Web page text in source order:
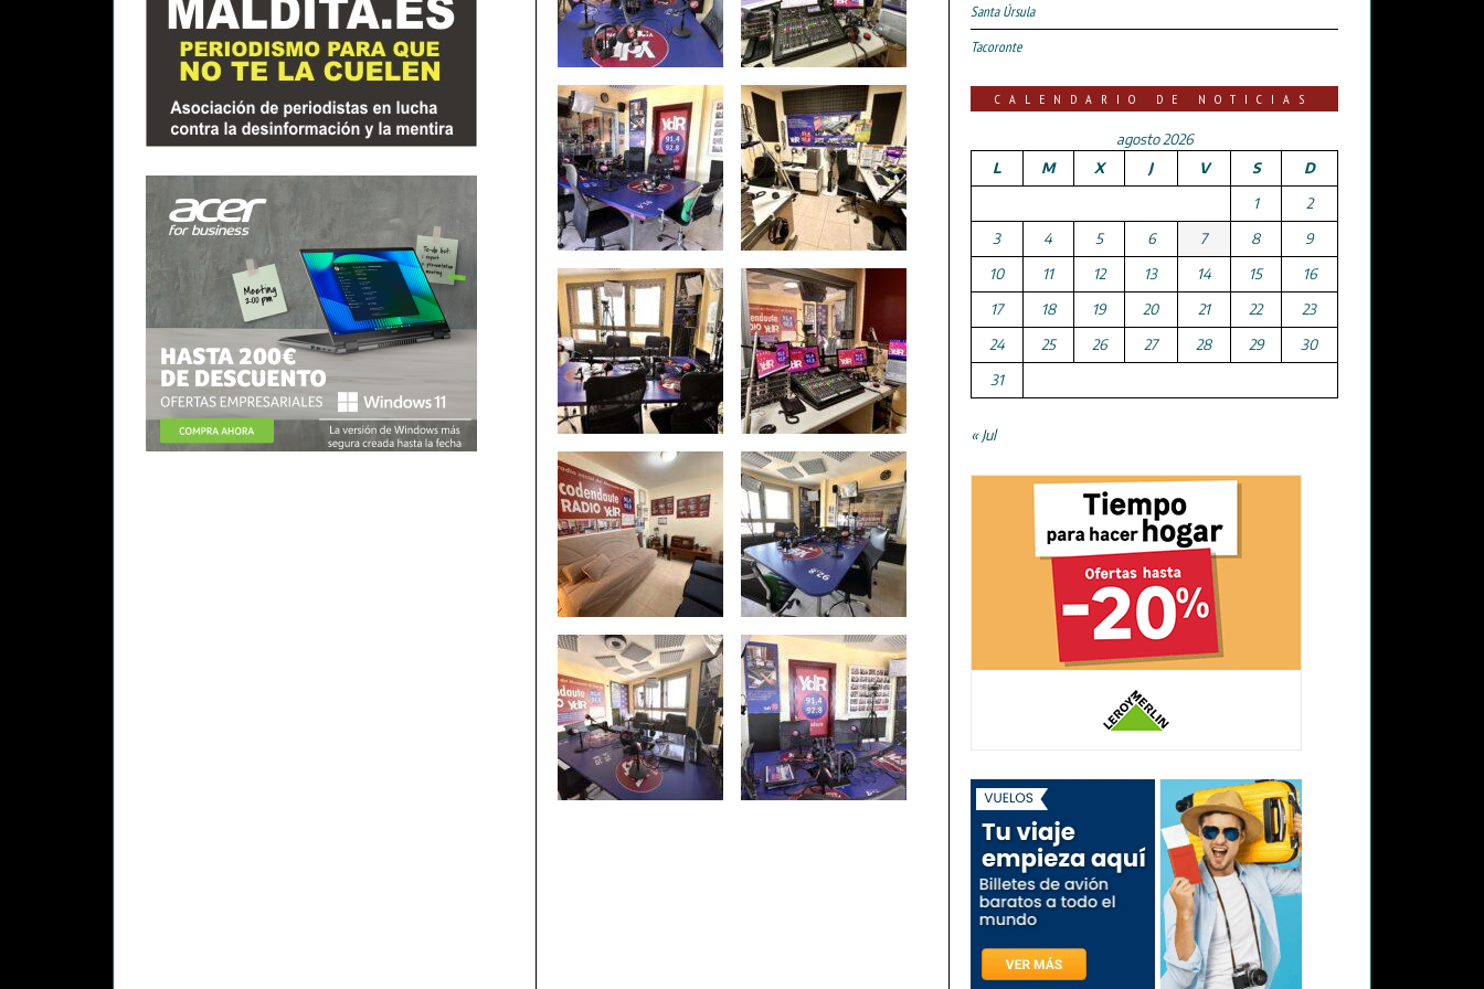
Santa Úrsula
Tacoronte
CALENDARIO DE NOTICIAS
agosto 2026
L
M X J V S
D
1
2
3
4 5 6 7 8
9
10
11 12 13 14 15
16
17
18 19 20 21 22
23
24
25 26 27 28 29
30
31
« Jul